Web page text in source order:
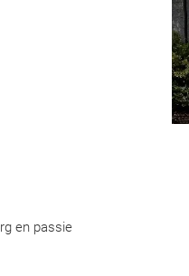
en passie